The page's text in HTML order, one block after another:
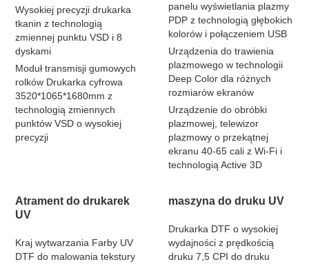
Wysokiej precyzji drukarka
tkanin z technologią
zmiennej punktu VSD i 8
dyskami
Moduł transmisji gumowych
rolków Drukarka cyfrowa
3520*1065*1680mm z
technologią zmiennych
punktów VSD o wysokiej
precyzji
panelu wyświetlania plazmy
PDP z technologią głębokich
kolorów i połączeniem USB
Urządzenia do trawienia
plazmowego w technologii
Deep Color dla różnych
rozmiarów ekranów
Urządzenie do obróbki
plazmowej, telewizor
plazmowy o przekątnej
ekranu 40-65 cali z Wi-Fi i
technologią Active 3D
Atrament do drukarek
UV
Kraj wytwarzania Farby UV
DTF do malowania tekstury
maszyna do druku UV
Drukarka DTF o wysokiej
wydajności z prędkością
druku 7,5 CPI do druku